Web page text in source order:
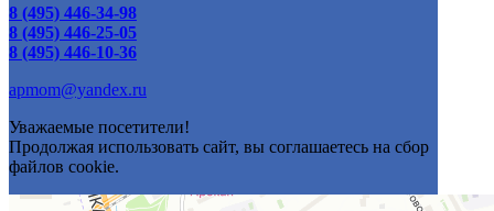
8 (495) 446-34-98
8 (495) 446-25-05
8 (495) 446-10-36
apmom@yandex.ru
Уважаемые посетители!
Продолжая использовать сайт, вы соглашаетесь на сбор
файлов cookie.